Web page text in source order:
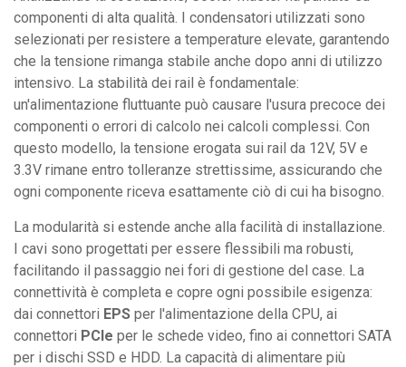
componenti di alta qualità. I condensatori utilizzati sono
selezionati per resistere a temperature elevate, garantendo
che la tensione rimanga stabile anche dopo anni di utilizzo
intensivo. La stabilità dei rail è fondamentale:
un'alimentazione fluttuante può causare l'usura precoce dei
componenti o errori di calcolo nei calcoli complessi. Con
questo modello, la tensione erogata sui rail da 12V, 5V e
3.3V rimane entro tolleranze strettissime, assicurando che
ogni componente riceva esattamente ciò di cui ha bisogno.
La modularità si estende anche alla facilità di installazione.
I cavi sono progettati per essere flessibili ma robusti,
facilitando il passaggio nei fori di gestione del case. La
connettività è completa e copre ogni possibile esigenza:
dai connettori EPS per l'alimentazione della CPU, ai
connettori PCIe per le schede video, fino ai connettori SATA
per i dischi SSD e HDD. La capacità di alimentare più